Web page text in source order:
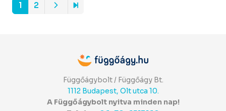
1 2
Függőágybolt / Függőágy Bt.
1112 Budapest, Olt utca 10.
A Függőágybolt nyitva minden nap!